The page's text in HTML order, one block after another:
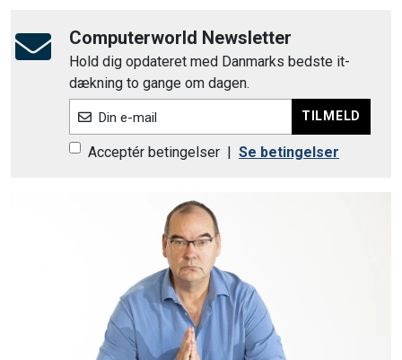
Computerworld Newsletter
Hold dig opdateret med Danmarks bedste it-
dækning to gange om dagen.
Din e-mail TILMELD
Acceptér betingelser | Se betingelser